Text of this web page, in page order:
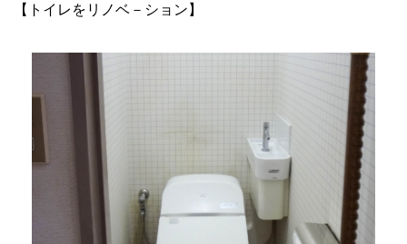
【トイレをリノベ－ション】